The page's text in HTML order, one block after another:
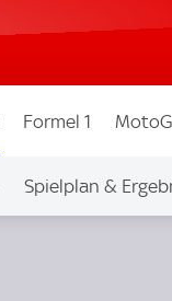
Formel 1
Spielplan &